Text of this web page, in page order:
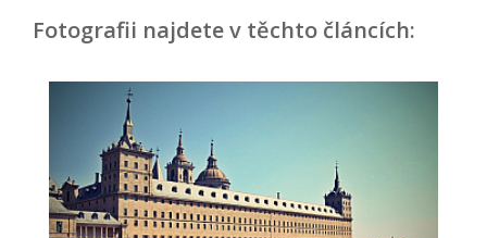
Fotografii najdete v těchto článcích: